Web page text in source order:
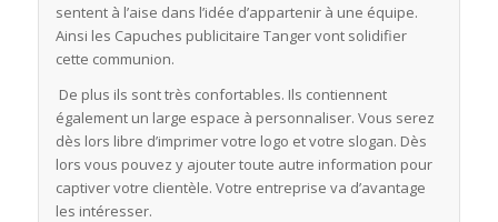
sentent à l’aise dans l’idée d’appartenir à une équipe.
Ainsi les Capuches publicitaire Tangervont solidifier
cette communion.
De plus ils sont très confortables. Ils contiennent
également un large espace à personnaliser. Vous serez
dès lors libre d’imprimer votre logo et votre slogan. Dès
lors vous pouvez y ajouter toute autre information pour
captiver votre clientèle. Votre entreprise va d’avantage
les intéresser.